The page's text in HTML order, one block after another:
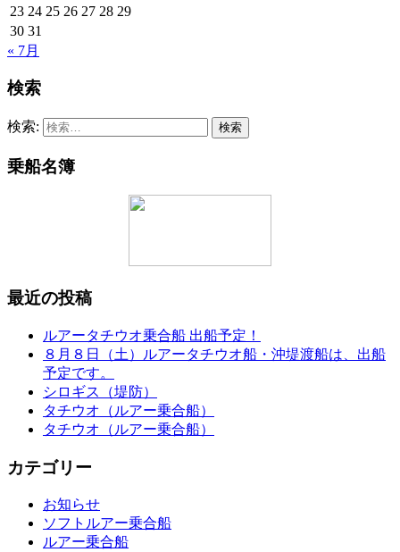
23 24 25 26 27 28 29
30 31
« 7月
検索
検索:
乗船名簿
最近の投稿
ルアータチウオ乗合船 出船予定！
８月８日（土）ルアータチウオ船・沖堤渡船は、出船
予定です。
シロギス（堤防）
タチウオ（ルアー乗合船）
タチウオ（ルアー乗合船）
カテゴリー
お知らせ
ソフトルアー乗合船
ルアー乗合船